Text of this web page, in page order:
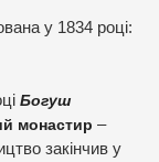
у 1834 році:
Богуш
монастир –
закінчив у